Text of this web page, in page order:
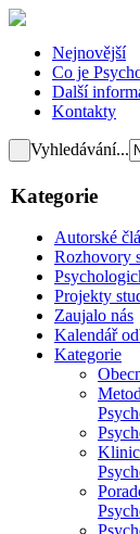
Nejnovější
Co je
Další
Kontakty
Vyhledávání...
Kategorie
Autorské
Rozhovory
Projekty
Zaujalo nás
Kalendář
Kategorie